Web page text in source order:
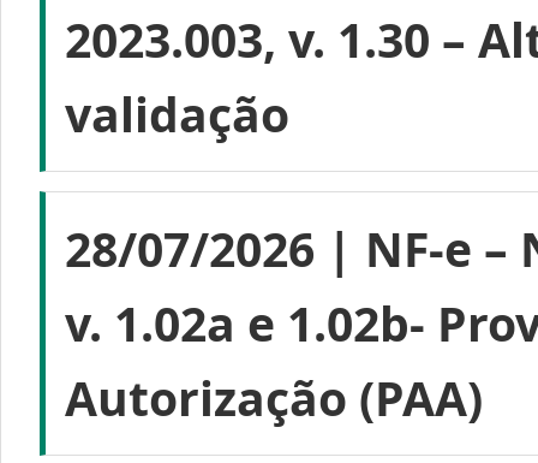
2023.003, v. 1.30 –
validação
28/07/2026 | NF-e –
v. 1.02a e 1.02b-
Autorização (PAA)